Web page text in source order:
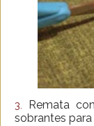
3. Remata
sobrantes